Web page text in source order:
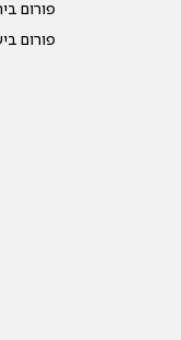
פורום
פורום